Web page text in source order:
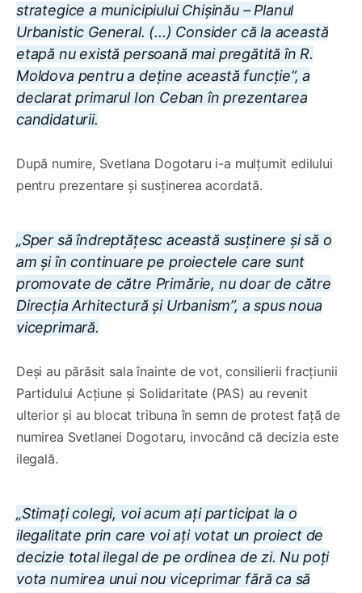
strategice a municipiului Chișinău – Planul
Urbanistic General. (...) Consider că la această
etapă nu există persoană mai pregătită în R.
Moldova pentru a deține această funcție”, a
declarat primarul Ion Ceban în prezentarea
candidaturii.
După numire, Svetlana Dogotaru i-a mulțumit edilului
pentru prezentare și susținerea acordată.
„Sper să îndreptățesc această susținere și să o
am și în continuare pe proiectele care sunt
promovate de către Primărie, nu doar de către
Direcția Arhitectură și Urbanism”, a spus noua
viceprimară.
Deși au părăsit sala înainte de vot, consilierii fracțiunii
Partidului Acțiune și Solidaritate (PAS) au revenit
ulterior și au blocat tribuna în semn de protest față de
numirea Svetlanei Dogotaru, invocând că decizia este
ilegală.
„Stimați colegi, voi acum ați participat la o
ilegalitate prin care voi ați votat un proiect de
decizie total ilegal de pe ordinea de zi. Nu poți
vota numirea unui nou viceprimar fără ca să